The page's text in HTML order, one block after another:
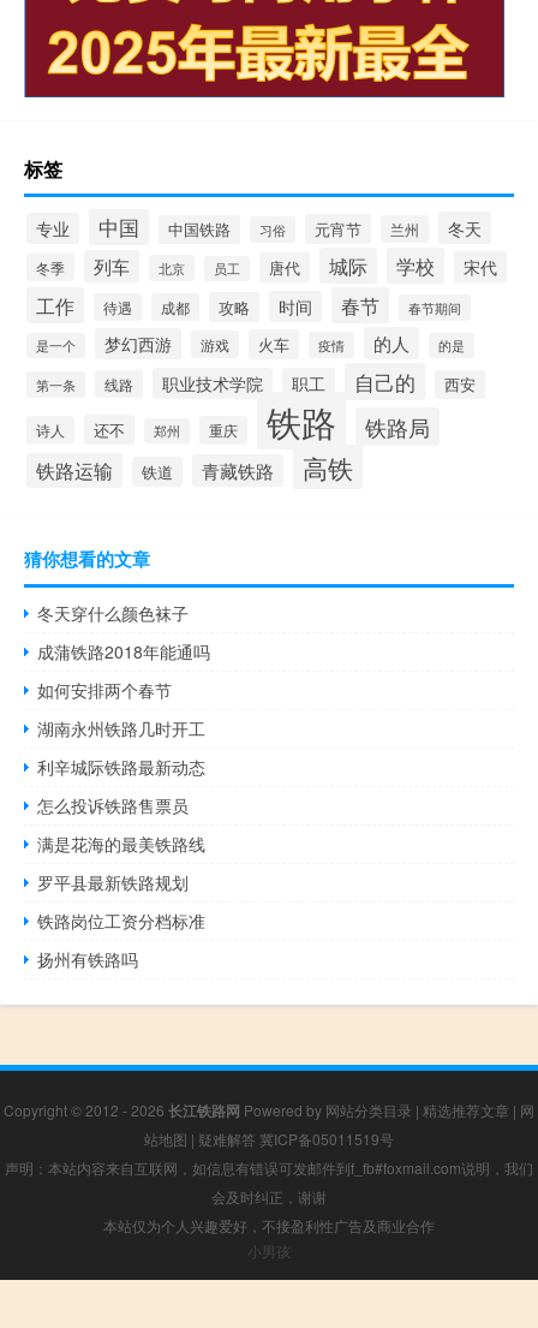
标签
专业 中国 中国铁路 习俗 元宵节 兰州 冬天
冬季 列车 北京 员工 唐代 城际 学校 宋代
工作 待遇 成都 攻略 时间 春节 春节期间
是一个 梦幻西游 游戏 火车 疫情 的人 的是
第一条 线路 职业技术学院 职工 自己的 西安
诗人 还不 郑州 重庆 铁路 铁路局
铁路运输 铁道 青藏铁路 高铁
猜你想看的文章
冬天穿什么颜色袜子
成蒲铁路2018年能通吗
如何安排两个春节
湖南永州铁路几时开工
利辛城际铁路最新动态
怎么投诉铁路售票员
满是花海的最美铁路线
罗平县最新铁路规划
铁路岗位工资分档标准
扬州有铁路吗
Copyright © 2012 - 2026 长江铁路网 Powered by 网站分类目录 | 精选推荐文章 | 网
站地图 | 疑难解答 冀ICP备05011519号
声明：本站内容来自互联网，如信息有错误可发邮件到f_fb#foxmail.com说明，我们
会及时纠正，谢谢
本站仅为个人兴趣爱好，不接盈利性广告及商业合作
小男孩